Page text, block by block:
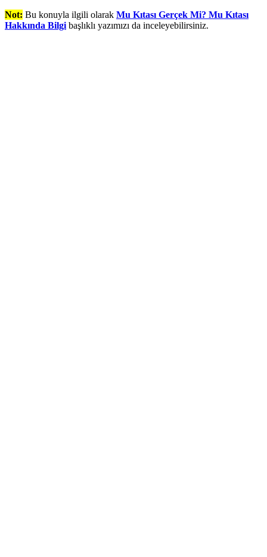
Not: Bu konuyla ilgili olarak Mu Kıtası Gerçek Mi? Mu Kıtası
Hakkında Bilgi başlıklı yazımızı da inceleyebilirsiniz.